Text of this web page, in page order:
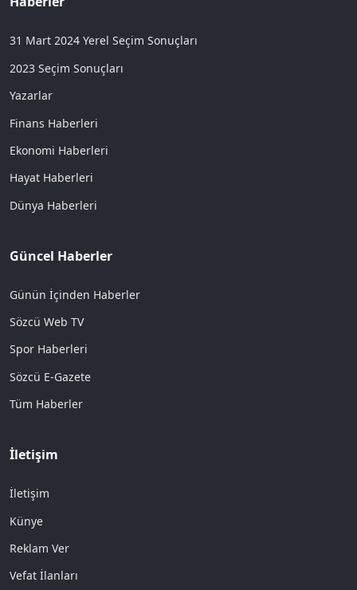
31 Mart 2024 Yerel Seçim Sonuçları
2023 Seçim Sonuçları
Yazarlar
Finans Haberleri
Ekonomi Haberleri
Hayat Haberleri
Dünya Haberleri
Güncel Haberler
Günün İçinden Haberler
Sözcü Web TV
Spor Haberleri
Sözcü E-Gazete
Tüm Haberler
İletişim
İletişim
Künye
Reklam Ver
Vefat İlanları